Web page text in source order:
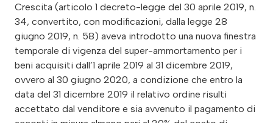
Crescita (articolo 1 decreto-legge del 30 aprile 2019, n.
34, convertito, con modificazioni, dalla legge 28
giugno 2019, n. 58) aveva introdotto una nuova finestra
temporale di vigenza del super-ammortamento per i
beni acquisiti dall’1 aprile 2019 al 31 dicembre 2019,
ovvero al 30 giugno 2020, a condizione che entro la
data del 31 dicembre 2019 il relativo ordine risulti
accettato dal venditore e sia avvenuto il pagamento di